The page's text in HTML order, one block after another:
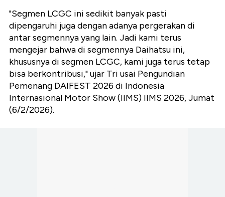
"Segmen LCGC ini sedikit banyak pasti
dipengaruhi juga dengan adanya pergerakan di
antar segmennya yang lain. Jadi kami terus
mengejar bahwa di segmennya Daihatsu ini,
khususnya di segmen LCGC, kami juga terus tetap
bisa berkontribusi," ujar Tri usai Pengundian
Pemenang DAIFEST 2026 di Indonesia
Internasional Motor Show (IIMS) IIMS 2026, Jumat
(6/2/2026).